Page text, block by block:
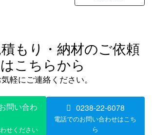
もり・納材のご依頼
はこちらから
軽にご連絡ください。
問い合わ
せください
0238-22-6078
電話でのお問い合わせはこち
ら